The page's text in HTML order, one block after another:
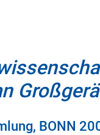
BONN